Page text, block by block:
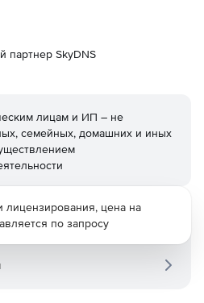
партнер SkyDNS
лицам и ИП – не
семейных, домашних и иных
лицензирования, цена на
по запросу